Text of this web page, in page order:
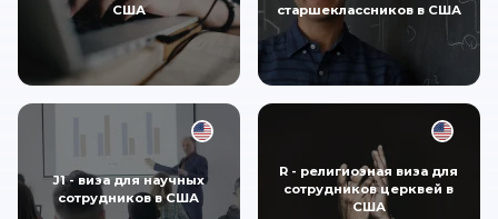
США
старшеклассников в США
J1 - виза для научных
сотрудников в США
R - религиозная виза для
сотрудников церквей в
США